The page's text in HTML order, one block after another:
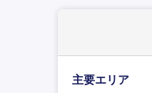
主要エリア